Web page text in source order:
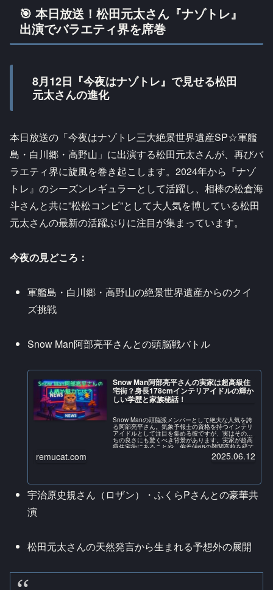
🎯 本日放送！松田元太さん『ナゾトレ』
出演でバラエティ界を席巻
8月12日『今夜はナゾトレ』で見せる松田
元太さんの進化
本日放送の「今夜はナゾトレ三大絶景世界遺産SP☆軍艦
島・白川郷・高野山」に出演する松田元太さんが、再びバ
ラエティ界に旋風を巻き起こします。2024年から『ナゾ
トレ』のシーズンレギュラーとして活躍し、相棒の松倉海
斗さんと共に”松松コンビ”として大人気を博している松田
元太さんの最新の活躍ぶりに注目が集まっています。
今夜の見どころ：
軍艦島・白川郷・高野山の絶景世界遺産からのクイ
ズ挑戦
Snow Man阿部亮平さんとの頭脳戦バトル
Snow Man阿部亮平さんの実家は超高級住
宅街？身長178cmインテリアイドルの輝か
しい学歴と家族秘話！
Snow Manの頭脳派メンバーとして絶大な人気を誇
る阿部亮平さん。気象予報士の資格を持つインテリ
アイドルとして注目を集める彼ですが、実はその育
ちの良さにも驚くべき背景があります。実家が超高
級住宅街にあることや、偏差値68の難関高校を経て
remucat.com 2025.06.12
宇治原史規さん（ロザン）・ふくらPさんとの豪華共
演
松田元太さんの天然発言から生まれる予想外の展開